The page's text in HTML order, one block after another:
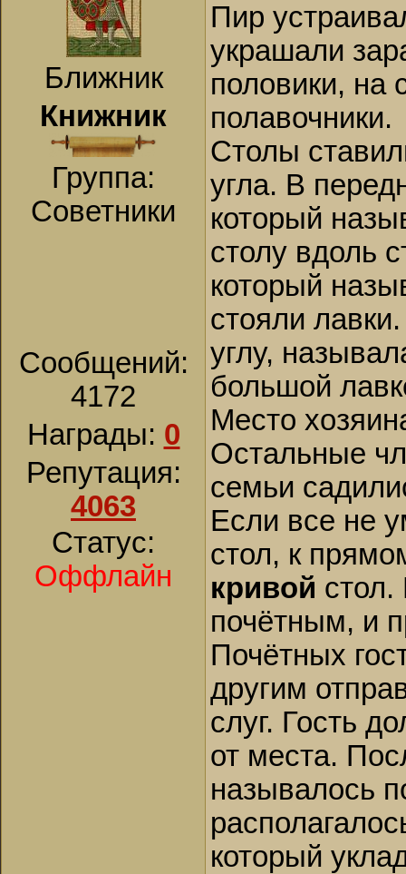
Ближник
Книжник
Группа:
Советники
Сообщений:
4172
Награды: 0
Репутация:
4063
Статус:
Оффлайн
Пир
украшали
половики, на
полавочники.
Столы
угла. В
который
столу вдоль
который
стояли
углу,
большой
Место
Остальные
семьи
Если все не
стол, к
кривой
почётным, и
Почётных
другим
слуг. Гость
от места.
называлось
который